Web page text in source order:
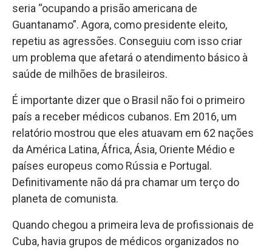
seria “ocupando a prisão americana de
Guantanamo”. Agora, como presidente eleito,
repetiu as agressões. Conseguiu com isso criar
um problema que afetará o atendimento básico à
saúde de milhões de brasileiros.
É importante dizer que o Brasil não foi o primeiro
país a receber médicos cubanos. Em 2016, um
relatório mostrou que eles atuavam em 62 nações
da América Latina, África, Ásia, Oriente Médio e
países europeus como Rússia e Portugal.
Definitivamente não dá pra chamar um terço do
planeta de comunista.
Quando chegou a primeira leva de profissionais de
Cuba, havia grupos de médicos organizados no